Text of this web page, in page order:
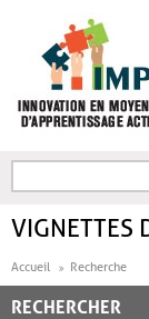
FORMULAIRE DE
VIGNETTES
Accueil Recherche
RECHERCHER